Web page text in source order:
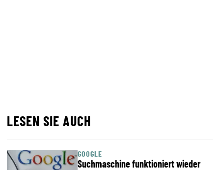
LESEN SIE AUCH
GOOGLE
Suchmaschine funktioniert wieder